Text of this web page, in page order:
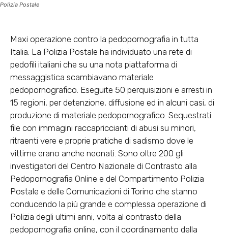
Polizia Postale
Maxi operazione contro la pedopornografia in tutta
Italia. La Polizia Postale ha individuato una rete di
pedofili italiani che su una nota piattaforma di
messaggistica scambiavano materiale
pedopornografico. Eseguite 50 perquisizioni e arresti in
15 regioni, per detenzione, diffusione ed in alcuni casi, di
produzione di materiale pedopornografico. Sequestrati
file con immagini raccapriccianti di abusi su minori,
ritraenti vere e proprie pratiche di sadismo dove le
vittime erano anche neonati. Sono oltre 200 gli
investigatori del Centro Nazionale di Contrasto alla
Pedopornografia Online e del Compartimento Polizia
Postale e delle Comunicazioni di Torino che stanno
conducendo la più grande e complessa operazione di
Polizia degli ultimi anni, volta al contrasto della
pedopornografia online, con il coordinamento della